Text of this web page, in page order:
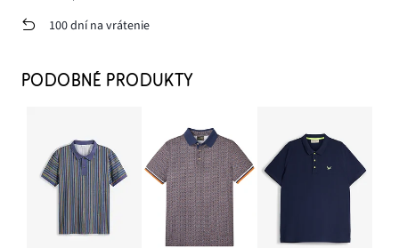
100 dní na vrátenie
PODOBNÉ PRODUKTY